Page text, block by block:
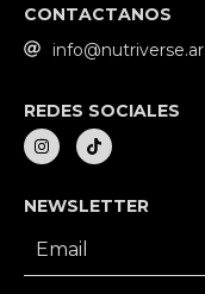
CONTACTANOS
info@nutriverse.ar
REDES SOCIALES
NEWSLETTER